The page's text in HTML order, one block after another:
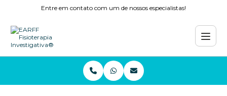
Entre em contato com um de nossos especialistas!